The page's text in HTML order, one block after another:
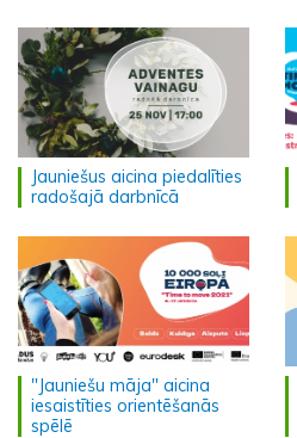
Jauniešus aicina piedalīties
radošajā darbnīcā
"Jauniešu māja" aicina
iesaistīties orientēšanās
spēlē